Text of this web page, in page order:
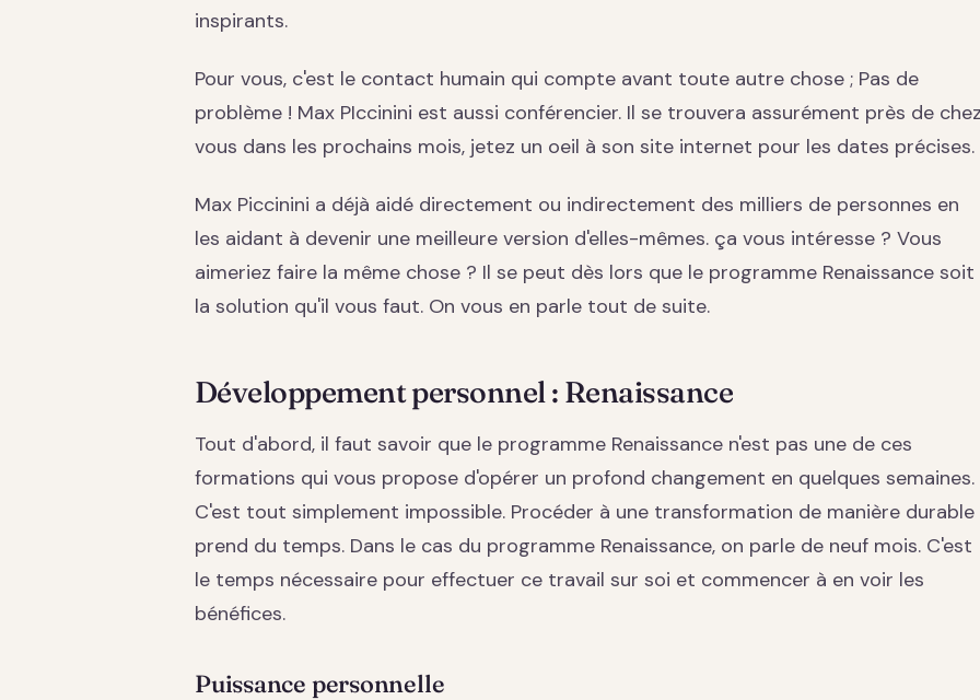
inspirants.
Pour vous, c'est le contact humain qui compte avant toute autre chose ; Pas de
problème ! Max PIccinini est aussi conférencier. Il se trouvera assurément près de
vous dans les prochains mois, jetez un oeil à son site internet pour les dates précises.
Max Piccinini a déjà aidé directement ou indirectement des milliers de personnes en
les aidant à devenir une meilleure version d'elles-mêmes. ça vous intéresse ? Vous
aimeriez faire la même chose ? Il se peut dès lors que le programme Renaissance soit
la solution qu'il vous faut. On vous en parle tout de suite.
Développement personnel : Renaissance
Tout d'abord, il faut savoir que le programme Renaissance n'est pas une de ces
formations qui vous propose d'opérer un profond changement en quelques semaines.
C'est tout simplement impossible. Procéder à une transformation de manière durable
prend du temps. Dans le cas du programme Renaissance, on parle de neuf mois. C'est
le temps nécessaire pour effectuer ce travail sur soi et commencer à en voir les
bénéfices.
Puissance personnelle